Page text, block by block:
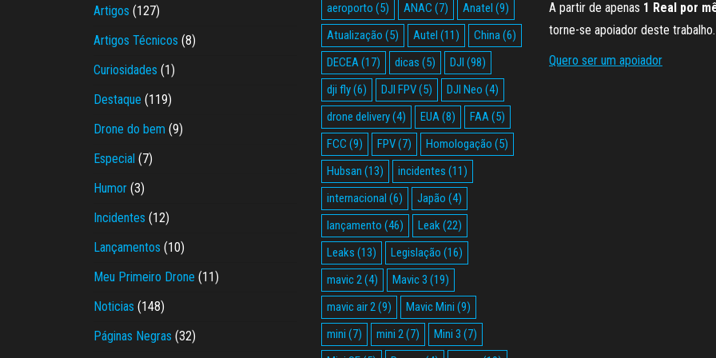
Artigos (127)
Artigos Técnicos (8)
Curiosidades (1)
Destaque (119)
Drone do bem (9)
Especial (7)
Humor (3)
Incidentes (12)
Lançamentos (10)
Meu Primeiro Drone (11)
Noticias (148)
Páginas Negras (32)
aeroporto (5) ANAC (7) Anatel (9)
Atualização (5) Autel (11) China(6)
DECEA(17) dicas (5) DJI (98)
dji fly(6) DJI FPV(5) DJI Neo (4)
drone delivery(4) EUA(8) FAA(5)
FCC (9) FPV(7) Homologação (5)
Hubsan (13) incidentes (11)
internacional (6) Japão (4)
lançamento (46) Leak(22)
Leaks (13) Legislação (16)
mavic 2(4) Mavic 3 (19)
mavic air 2(9) Mavic Mini (9)
mini (7) mini 2(7) Mini 3 (7)
A partir de apenas 1 Real por
torne-se apoiador deste trabalho.
Quero ser um apoiador